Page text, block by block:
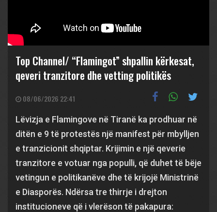
Top Channel/ “Flamingot” shpallin kërkesat,
qeveri tranzitore dhe vetting politikës
08/06/2026 22:41
Lëvizja e Flamingove në Tiranë ka prodhuar në
ditën e 9 të protestës një manifest për mbylljen
e tranzicionit shqiptar. Krijimin e një qeverie
tranzitore e votuar nga populli, që duhet të bëje
vetingun e politikanëve dhe të krijojë Ministrinë
e Diasporës. Ndërsa tre thirrje i drejton
institucioneve që i vlerëson të pakapura: